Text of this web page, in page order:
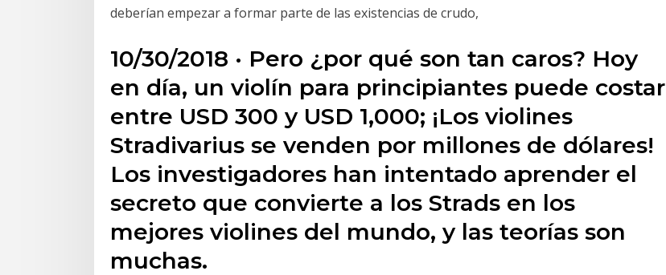
deberían empezar a formar parte de las existencias de crudo,
10/30/2018 · Pero ¿por qué son tan caros? Hoy
en día, un violín para principiantes puede costar
entre USD 300 y USD 1,000; ¡Los violines
Stradivarius se venden por millones de dólares!
Los investigadores han intentado aprender el
secreto que convierte a los Strads en los
mejores violines del mundo, y las teorías son
muchas.